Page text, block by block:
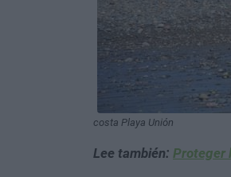
costa Playa Unión
Lee también: Proteger